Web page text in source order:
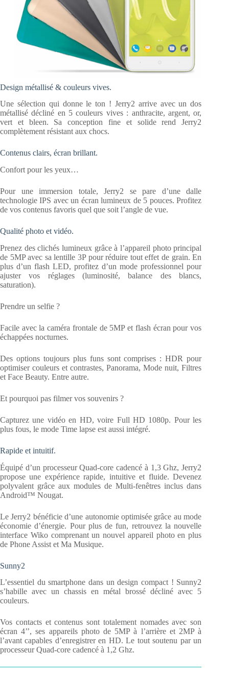
Design métallisé & couleurs vives.
Une sélection qui donne le ton ! Jerry2 arrive avec un dos
métallisé décliné en 5 couleurs vives : anthracite, argent, or,
vert et bleen. Sa conception fine et solide rend Jerry2
complètement résistant aux chocs.
Contenus clairs, écran brillant.
Confort pour les yeux…
Pour une immersion totale, Jerry2 se pare d’une dalle
technologie IPS avec un écran lumineux de 5 pouces. Profitez
de vos contenus favoris quel que soit l’angle de vue.
Qualité photo et vidéo.
Prenez des clichés lumineux grâce à l’appareil photo principal
de 5MP avec sa lentille 3P pour réduire tout effet de grain. En
plus d’un flash LED, profitez d’un mode professionnel pour
ajuster vos réglages (luminosité, balance des blancs,
saturation).
Prendre un selfie ?
Facile avec la caméra frontale de 5MP et flash écran pour vos
échappées nocturnes.
Des options toujours plus funs sont comprises : HDR pour
optimiser couleurs et contrastes, Panorama, Mode nuit, Filtres
et Face Beauty. Entre autre.
Et pourquoi pas filmer vos souvenirs ?
Capturez une vidéo en HD, voire Full HD 1080p. Pour les
plus fous, le mode Time lapse est aussi intégré.
Rapide et intuitif.
Équipé d’un processeur Quad-core cadencé à 1,3 Ghz, Jerry2
propose une expérience rapide, intuitive et fluide. Devenez
polyvalent grâce aux modules de Multi-fenêtres inclus dans
Android™ Nougat.
Le Jerry2 bénéficie d’une autonomie optimisée grâce au mode
économie d’énergie. Pour plus de fun, retrouvez la nouvelle
interface Wiko comprenant un nouvel appareil photo en plus
de Phone Assist et Ma Musique.
Sunny2
L’essentiel du smartphone dans un design compact ! Sunny2
s’habille avec un chassis en métal brossé décliné avec 5
couleurs.
Vos contacts et contenus sont totalement nomades avec son
écran 4’’, ses appareils photo de 5MP à l’arrière et 2MP à
l’avant capables d’enregistrer en HD. Le tout soutenu par un
processeur Quad-core cadencé à 1,2 Ghz.